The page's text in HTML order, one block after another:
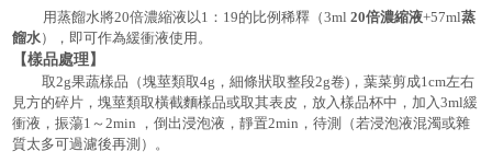
用蒸餾水將20倍濃縮液以1：19的比例稀釋（3ml 20倍濃縮液+57ml蒸
餾水），即可作為緩衝液使用。
【樣品處理】
取2g果蔬樣品（塊莖類取4g，細條狀取整段2g卷)，葉菜剪成1cm左右
見方的碎片，塊莖類取橫截麵樣品或取其表皮，放入樣品杯中，加入3ml緩
衝液，振蕩1～2min ，倒出浸泡液，靜置2min，待測（若浸泡液混濁或雜
質太多可過濾後再測）。